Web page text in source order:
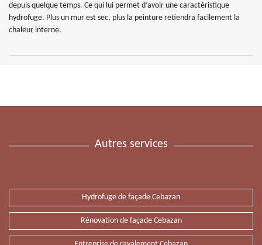
depuis quelque temps. Ce qui lui permet d’avoir une caractéristique
hydrofuge. Plus un mur est sec, plus la peinture retiendra facilement la
chaleur interne.
Autres services
Hydrofuge de façade Cebazan
Rénovation de façade Cebazan